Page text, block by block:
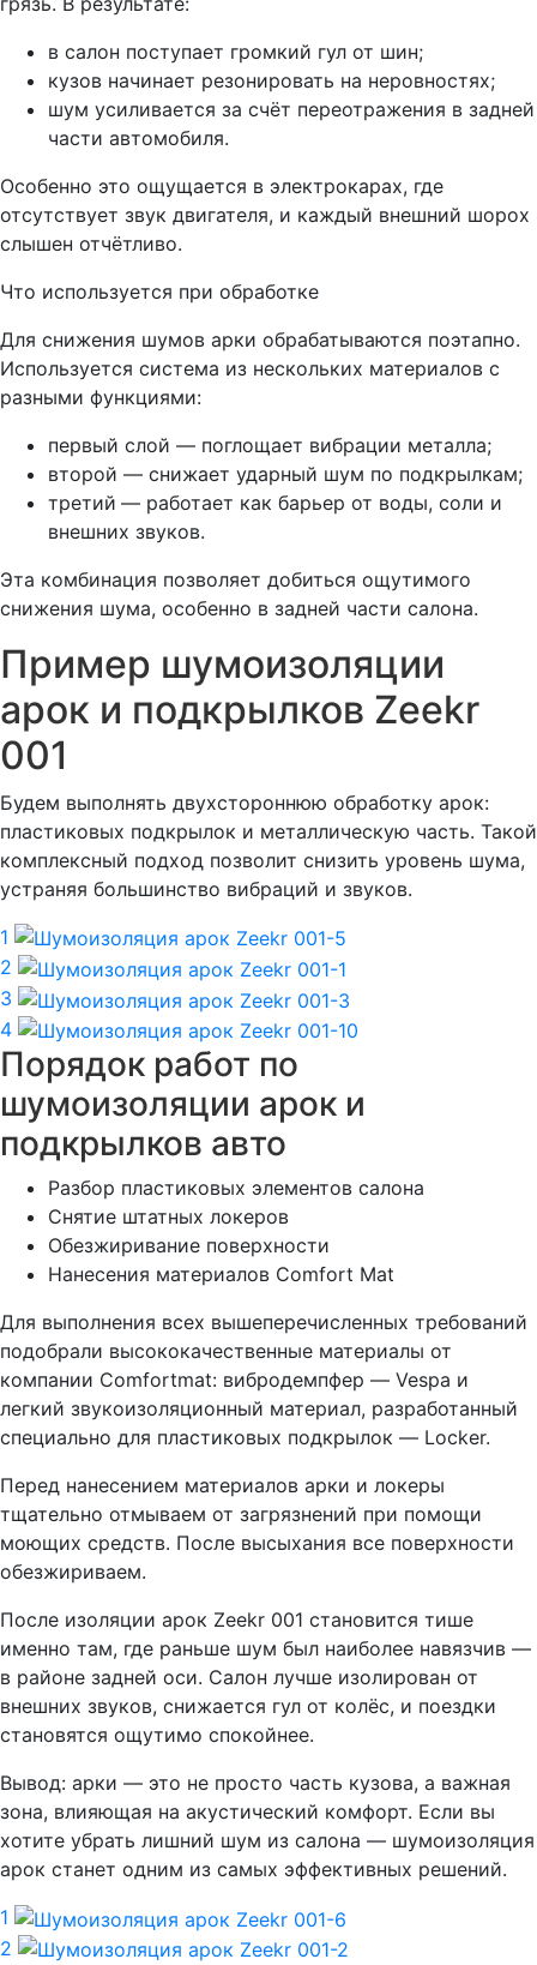
в салон поступает громкий гул от шин;
кузов начинает резонировать на неровностях;
шум усиливается за счёт переотражения в задней
части автомобиля.
Особенно это ощущается в электрокарах, где
отсутствует звук двигателя, и каждый внешний шорох
слышен отчётливо.
Что используется при обработке
Для снижения шумов арки обрабатываются поэтапно.
Используется система из нескольких материалов с
разными функциями:
первый слой — поглощает вибрации металла;
второй — снижает ударный шум по подкрылкам;
третий — работает как барьер от воды, соли и
внешних звуков.
Эта комбинация позволяет добиться ощутимого
снижения шума, особенно в задней части салона.
Пример шумоизоляции
арок и подкрылков Zeekr
001
Будем выполнять двухстороннюю обработку арок:
пластиковых подкрылок и металлическую часть. Такой
комплексный подход позволит снизить уровень шума,
устраняя большинство вибраций и звуков.
1
2
3
4
Порядок работ по
шумоизоляции арок и
подкрылков авто
Разбор пластиковых элементов салона
Снятие штатных локеров
Обезжиривание поверхности
Нанесения материалов Comfort Mat
Для выполнения всех вышеперечисленных требований
подобрали высококачественные материалы от
компании Comfortmat: вибродемпфер — Vespa и
легкий звукоизоляционный материал, разработанный
специально для пластиковых подкрылок — Locker.
Перед нанесением материалов арки и локеры
тщательно отмываем от загрязнений при помощи
моющих средств. После высыхания все поверхности
обезжириваем.
После изоляции арок Zeekr 001 становится тише
именно там, где раньше шум был наиболее навязчив —
в районе задней оси. Салон лучше изолирован от
внешних звуков, снижается гул от колёс, и поездки
становятся ощутимо спокойнее.
Вывод: арки — это не просто часть кузова, а важная
зона, влияющая на акустический комфорт. Если вы
хотите убрать лишний шум из салона — шумоизоляция
арок станет одним из самых эффективных решений.
1
2